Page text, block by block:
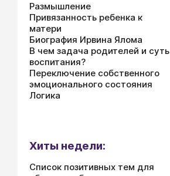
Размышление
Привязанность ребенка к
матери
Биография Ирвина Ялома
В чем задача родителей и суть
воспитания?
Переключение собственного
эмоционального состояния
Логика
Хиты недели:
Список позитивных тем для